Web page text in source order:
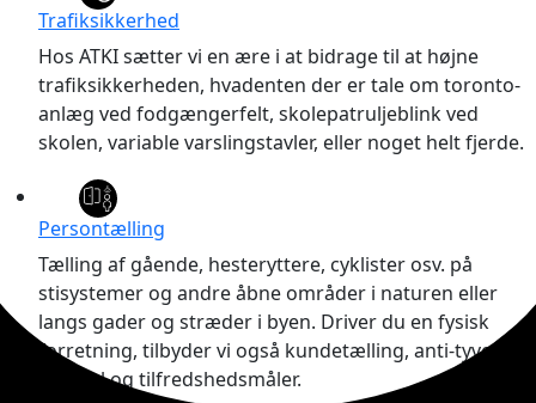
Trafiksikkerhed
Hos ATKI sætter vi en ære i at bidrage til at højne
trafiksikkerheden, hvadenten der er tale om toronto-
anlæg ved fodgængerfelt, skolepatruljeblink ved
skolen, variable varslingstavler, eller noget helt fjerde.
Persontælling
Tælling af gående, hesteryttere, cyklister osv. på
stisystemer og andre åbne områder i naturen eller
langs gader og stræder i byen. Driver du en fysisk
forretning, tilbyder vi også kundetælling, anti-tyveri
kontrol og tilfredshedsmåler.